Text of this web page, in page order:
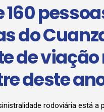
160
do
de
deste
rodoviária está